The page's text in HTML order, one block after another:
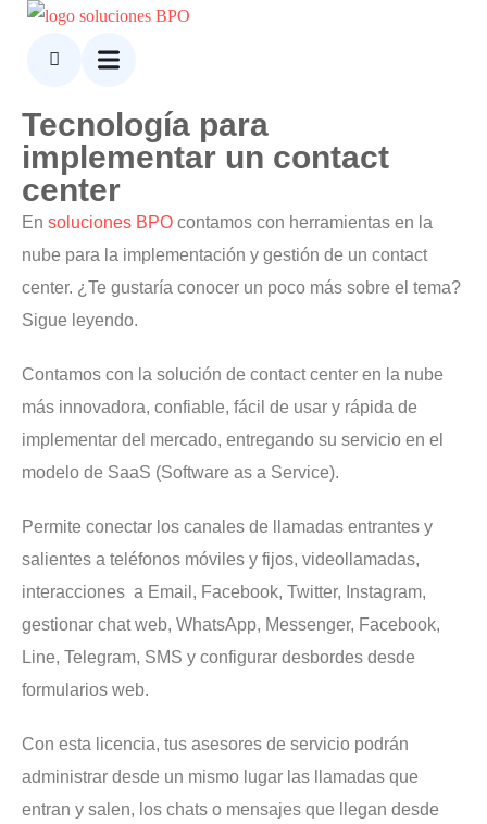
Tecnología para
implementar un contact
center
En soluciones BPO contamos con herramientas en la
nube para la implementación y gestión de un contact
center. ¿Te gustaría conocer un poco más sobre el tema?
Sigue leyendo.
Contamos con la solución de contact center en la nube
más innovadora, confiable, fácil de usar y rápida de
implementar del mercado, entregando su servicio en el
modelo de SaaS (Software as a Service).
Permite conectar los canales de llamadas entrantes y
salientes a teléfonos móviles y fijos, videollamadas,
interacciones a Email, Facebook, Twitter, Instagram,
gestionar chat web, WhatsApp, Messenger, Facebook,
Line, Telegram, SMS y configurar desbordes desde
formularios web.
Con esta licencia, tus asesores de servicio podrán
administrar desde un mismo lugar las llamadas que
entran y salen, los chats o mensajes que llegan desde